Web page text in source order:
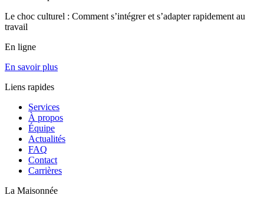
Le choc culturel : Comment s’intégrer et s’adapter rapidement au
travail
En ligne
En savoir plus
Liens rapides
Services
À propos
Équipe
Actualités
FAQ
Contact
Carrières
La Maisonnée